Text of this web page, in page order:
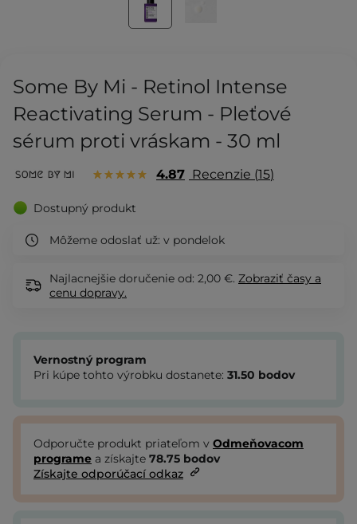
Some By Mi - Retinol Intense
Reactivating Serum - Pleťové
sérum proti vráskam - 30 ml
4.87 Recenzie 15
Dostupný produkt
Môžeme odoslať už: v pondelok
Najlacnejšie doručenie od: 2,00 €. Zobraziť časy a
cenu dopravy.
Vernostný program
Pri kúpe tohto výrobku dostanete: 31.50 bodov
Odporučte produkt priateľom v Odmeňovacom
programe a získajte 78.75 bodov
Získajte odporúčací odkaz